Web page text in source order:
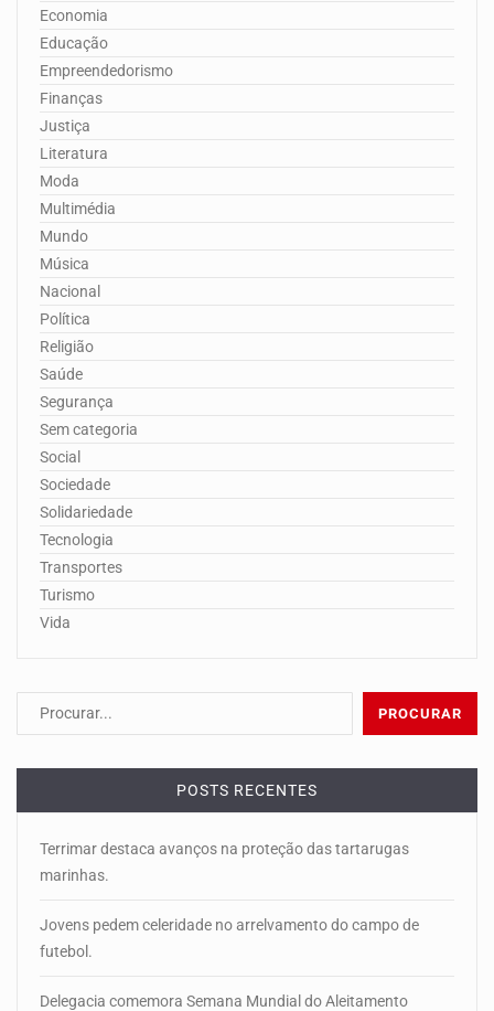
Economia
Educação
Empreendedorismo
Finanças
Justiça
Literatura
Moda
Multimédia
Mundo
Música
Nacional
Política
Religião
Saúde
Segurança
Sem categoria
Social
Sociedade
Solidariedade
Tecnologia
Transportes
Turismo
Vida
POSTS RECENTES
Terrimar destaca avanços na proteção das tartarugas
marinhas.
Jovens pedem celeridade no arrelvamento do campo de
futebol.
Delegacia comemora Semana Mundial do Aleitamento